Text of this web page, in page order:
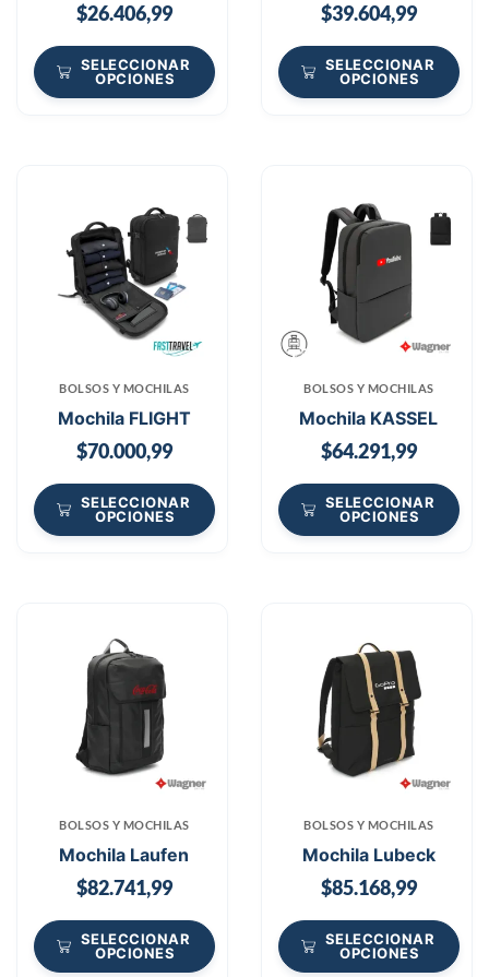
$26.406,99
SELECCIONAR
OPCIONES
$39.604,99
SELECCIONAR
OPCIONES
BOLSOS Y MOCHILAS
Mochila FLIGHT
$70.000,99
SELECCIONAR
OPCIONES
BOLSOS Y MOCHILAS
Mochila KASSEL
$64.291,99
SELECCIONAR
OPCIONES
BOLSOS Y MOCHILAS
Mochila Laufen
$82.741,99
SELECCIONAR
OPCIONES
BOLSOS Y MOCHILAS
Mochila Lubeck
$85.168,99
SELECCIONAR
OPCIONES